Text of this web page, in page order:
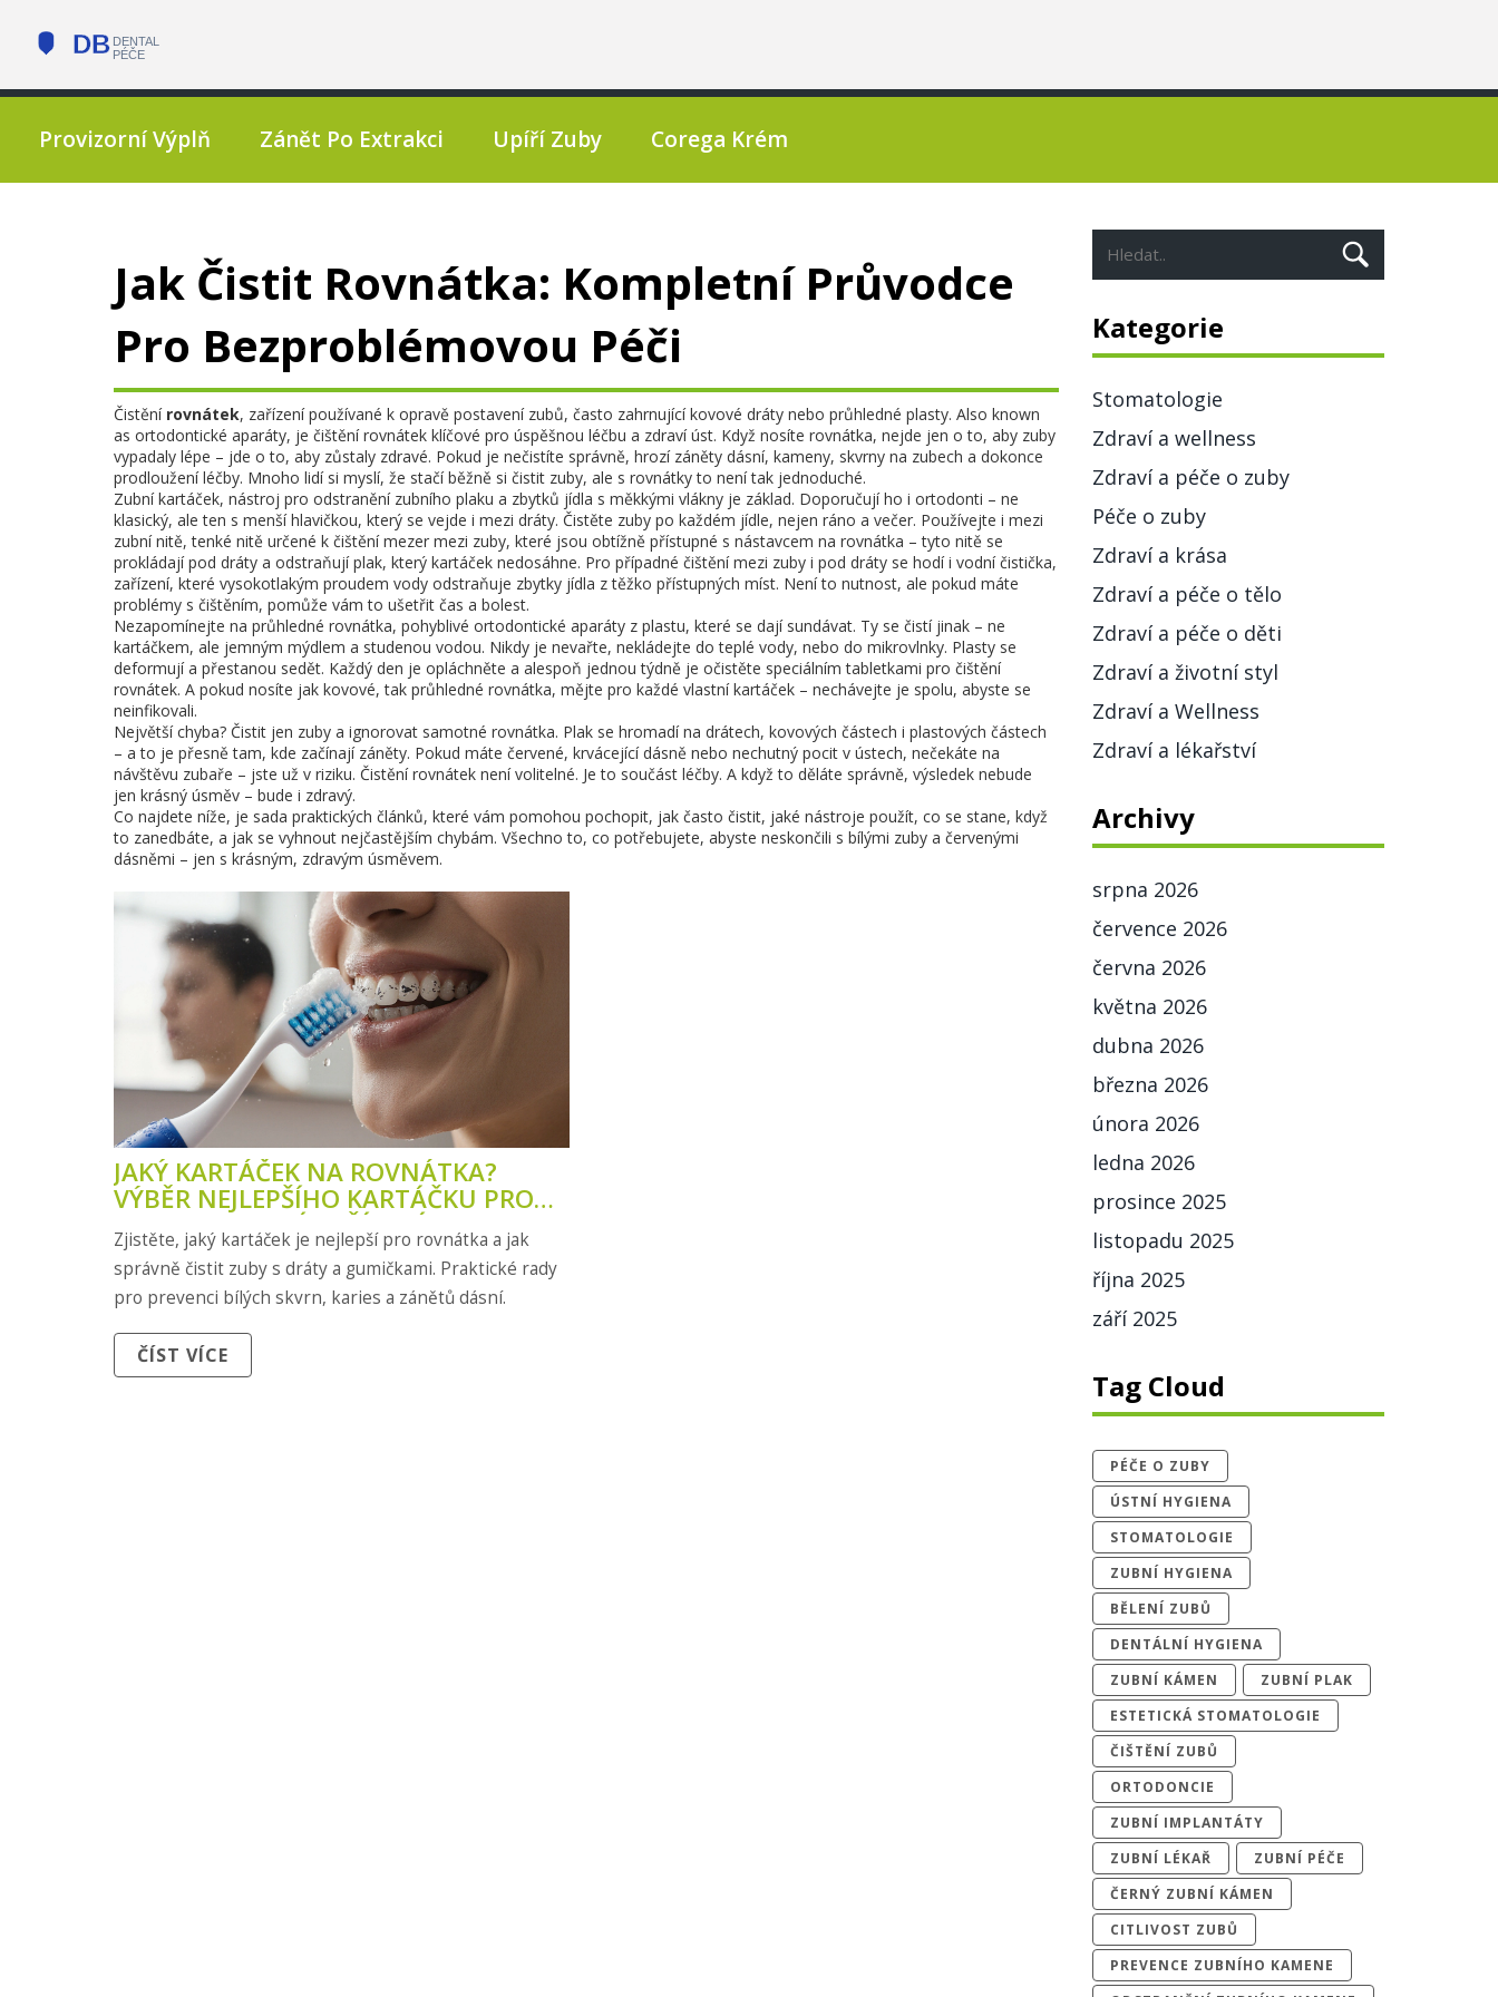
Provizorní Výplň Zánět Po Extrakci Upíří Zuby Corega Krém
Jak Čistit Rovnátka: Kompletní Průvodce
Pro Bezproblémovou Péči
Čistění rovnátek, zařízení používané k opravě postavení zubů, často zahrnující kovové dráty nebo průhledné plasty. Also known
as ortodontické aparáty, je čištění rovnátek klíčové pro úspěšnou léčbu a zdraví úst. Když nosíte rovnátka, nejde jen o to, aby zuby
vypadaly lépe – jde o to, aby zůstaly zdravé. Pokud je nečistíte správně, hrozí záněty dásní, kameny, skvrny na zubech a dokonce
prodloužení léčby. Mnoho lidí si myslí, že stačí běžně si čistit zuby, ale s rovnátky to není tak jednoduché.
Zubní kartáček, nástroj pro odstranění zubního plaku a zbytků jídla s měkkými vlákny je základ. Doporučují ho i ortodonti – ne
klasický, ale ten s menší hlavičkou, který se vejde i mezi dráty. Čistěte zuby po každém jídle, nejen ráno a večer. Používejte i mezi
zubní nitě,tenké nitě určené k čištění mezer mezi zuby, které jsou obtížně přístupné s nástavcem na rovnátka – tyto nitě se
prokládají pod dráty a odstraňují plak, který kartáček nedosáhne. Pro případné čištění mezi zuby i pod dráty se hodí i vodní čistička,
zařízení, které vysokotlakým proudem vody odstraňuje zbytky jídla z těžko přístupných míst. Není to nutnost, ale pokud máte
problémy s čištěním, pomůže vám to ušetřit čas a bolest.
Nezapomínejte na průhledné rovnátka, pohyblivé ortodontické aparáty z plastu, které se dají sundávat. Ty se čistí jinak – ne
kartáčkem, ale jemným mýdlem a studenou vodou. Nikdy je nevařte, nekládejte do teplé vody, nebo do mikrovlnky. Plasty se
deformují a přestanou sedět. Každý den je opláchněte a alespoň jednou týdně je očistěte speciálním tabletkami pro čištění
rovnátek. A pokud nosíte jak kovové, tak průhledné rovnátka, mějte pro každé vlastní kartáček – nechávejte je spolu, abyste se
neinfikovali.
Největší chyba? Čistit jen zuby a ignorovat samotné rovnátka. Plak se hromadí na drátech, kovových částech i plastových částech
– a to je přesně tam, kde začínají záněty. Pokud máte červené, krvácející dásně nebo nechutný pocit v ústech, nečekáte na
návštěvu zubaře – jste už v riziku. Čistění rovnátek není volitelné. Je to součást léčby. A když to děláte správně, výsledek nebude
jen krásný úsměv – bude i zdravý.
Co najdete níže, je sada praktických článků, které vám pomohou pochopit, jak často čistit, jaké nástroje použít, co se stane, když
to zanedbáte, a jak se vyhnout nejčastějším chybám. Všechno to, co potřebujete, abyste neskončili s bílými zuby a červenými
dásněmi – jen s krásným, zdravým úsměvem.
JAKÝ KARTÁČEK NA ROVNÁTKA?
VÝBĚR NEJLEPŠÍHO KARTÁČKU PRO
ORTODONTICKÉ ZAŘÍZENÍ
Zjistěte, jaký kartáček je nejlepší pro rovnátka a jak
správně čistit zuby s dráty a gumičkami. Praktické rady
pro prevenci bílých skvrn, karies a zánětů dásní.
ČÍST VÍCE
Kategorie
Stomatologie
Zdraví a wellness
Zdraví a péče o zuby
Péče o zuby
Zdraví a krása
Zdraví a péče o tělo
Zdraví a péče o děti
Zdraví a životní styl
Zdraví a Wellness
Zdraví a lékařství
Archivy
srpna 2026
července 2026
června 2026
května 2026
dubna 2026
března 2026
února 2026
ledna 2026
prosince 2025
listopadu 2025
října 2025
září 2025
Tag Cloud
PÉČE O ZUBY
ÚSTNÍ HYGIENA
STOMATOLOGIE
ZUBNÍ HYGIENA
BĚLENÍ ZUBŮ
DENTÁLNÍ HYGIENA
ZUBNÍ KÁMEN
ZUBNÍ PLAK
ESTETICKÁ STOMATOLOGIE
ČIŠTĚNÍ ZUBŮ
ORTODONCIE
ZUBNÍ IMPLANTÁTY
ZUBNÍ LÉKAŘ
ZUBNÍ PÉČE
ČERNÝ ZUBNÍ KÁMEN
CITLIVOST ZUBŮ
PREVENCE ZUBNÍHO KAMENE